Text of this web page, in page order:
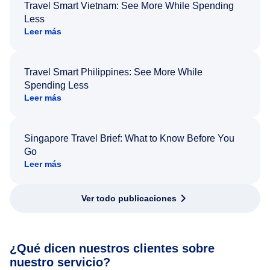
Travel Smart Vietnam: See More While Spending
Less
Leer más
Travel Smart Philippines: See More While
Spending Less
Leer más
Singapore Travel Brief: What to Know Before You
Go
Leer más
Ver todo publicaciones
¿Qué dicen nuestros clientes sobre
nuestro servicio?